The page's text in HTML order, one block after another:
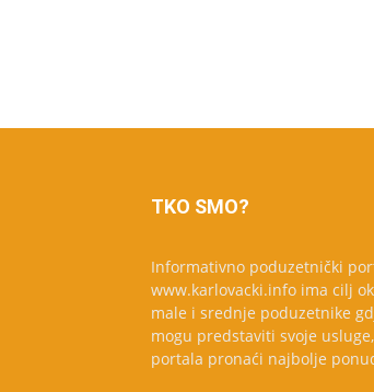
TKO SMO?
Informativno poduzetnički
www.karlovacki.info ima cilj
male i srednje poduzetnike
mogu predstaviti svoje
portala pronaći najbolje